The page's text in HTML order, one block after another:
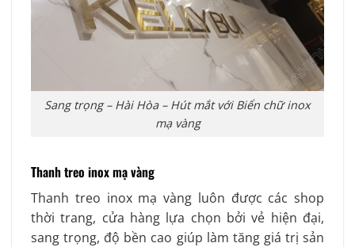
Sang trọng – Hài Hòa – Hút mắt với Biển chữ inox
mạ vàng
Thanh treo inox mạ vàng
Thanh treo inox mạ vàng luôn được các shop
thời trang, cửa hàng lựa chọn bởi vẻ hiện đại,
sang trọng, độ bền cao giúp làm tăng giá trị sản